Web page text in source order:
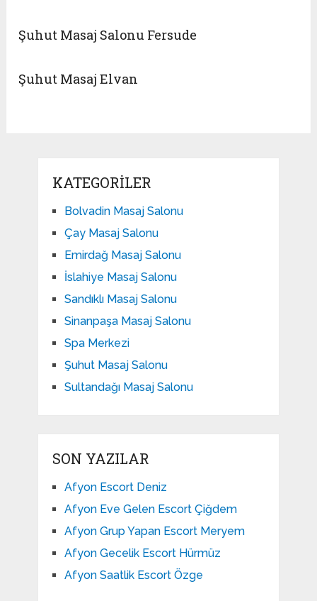
Şuhut Masaj Salonu Fersude
Şuhut Masaj Elvan
KATEGORILER
Bolvadin Masaj Salonu
Çay Masaj Salonu
Emirdağ Masaj Salonu
İslahiye Masaj Salonu
Sandıklı Masaj Salonu
Sinanpaşa Masaj Salonu
Spa Merkezi
Şuhut Masaj Salonu
Sultandağı Masaj Salonu
SON YAZILAR
Afyon Escort Deniz
Afyon Eve Gelen Escort Çiğdem
Afyon Grup Yapan Escort Meryem
Afyon Gecelik Escort Hürmüz
Afyon Saatlik Escort Özge